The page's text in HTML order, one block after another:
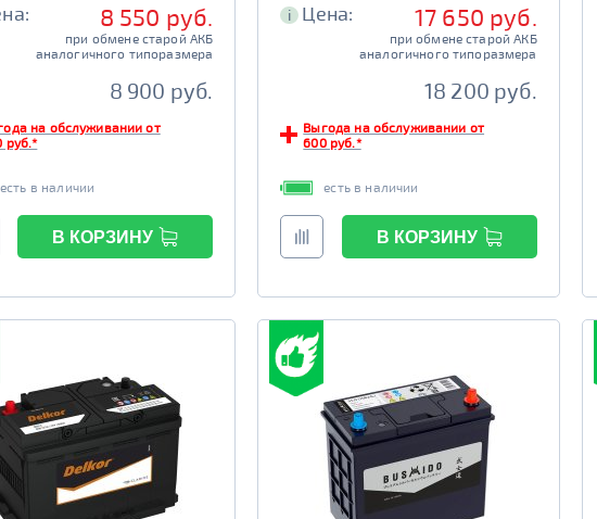
8 550 руб.
при обмене старой АКБ
аналогичного типоразмера
8 900 руб.
на обслуживании от
руб.*
есть в наличии
В КОРЗИНУ
i Цена: 17 650 руб.
при обмене старой АКБ
аналогичного типоразмера
18 200 руб.
Выгода на обслуживании от
600 руб.*
есть в наличии
В КОРЗИНУ